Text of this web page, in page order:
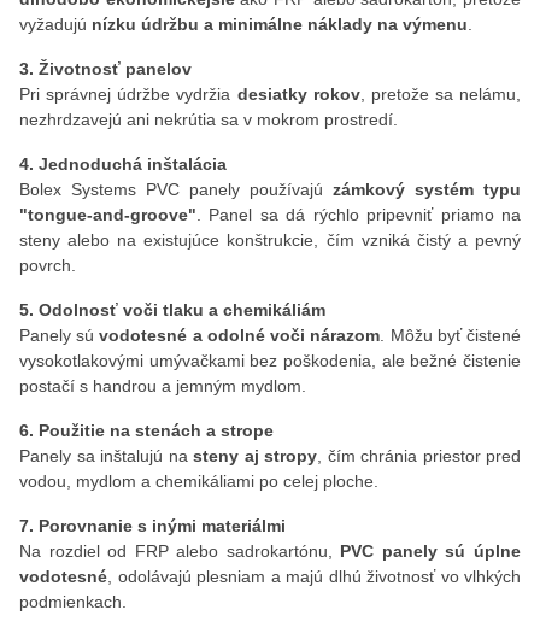
vyžadujú nízku údržbu a minimálne náklady na výmenu
3. Životnosť panelov
Pri správnej údržbe vydržia desiatky rokov, pretože sa nelámu,
nezhrdzavejú ani nekrútia sa v mokrom prostredí.
4. Jednoduchá inštalácia
Bolex Systems PVC panely používajú zámkový systém typu
"tongue-and-groove" . Panel sa dá rýchlo pripevniť priamo na
steny alebo na existujúce konštrukcie, čím vzniká čistý a pevný
povrch.
5. Odolnosť voči tlaku a chemikáliám
Panely súvodotesné a odolné voči nárazom . Môžu byť čistené
vysokotlakovými umývačkami bez poškodenia, ale bežné čistenie
postačí s handrou a jemným mydlom.
6. Použitie na stenách a strope
Panely sa inštalujú na steny aj stropy , čím chránia priestor pred
vodou, mydlom a chemikáliami po celej ploche.
7. Porovnanie s inými materiálmi
Na rozdiel od FRP alebo sadrokartónu, PVC panely sú úplne
vodotesné , odolávajú plesniam a majú dlhú životnosť vo vlhkých
podmienkach.